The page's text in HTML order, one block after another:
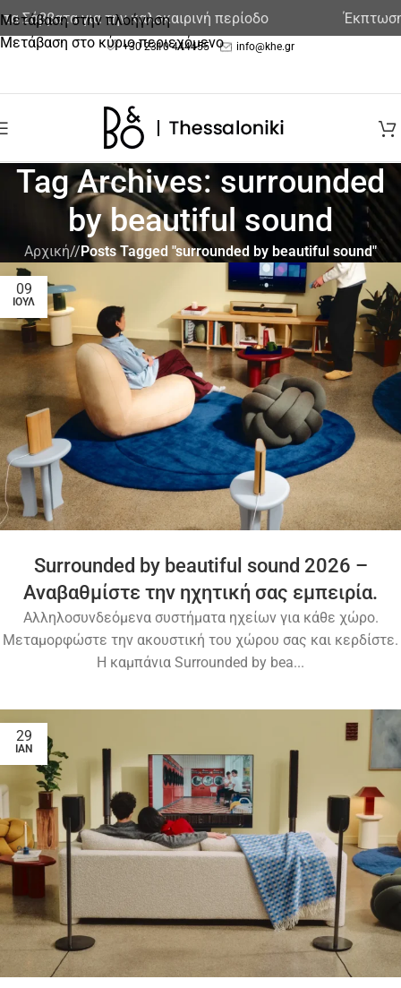
Μετάβαση στην πλοήγηση
Μετάβαση στο κύριο περιεχόμενο
για την καλοκαιρινή περίοδο Έκπτωση
+30 2310 444455 info@khe.gr
Tag Archives: surrounded
by beautiful sound
Αρχική/ Posts Tagged "surrounded by beautiful sound"
09
ΙΟΎΛ
Surrounded by beautiful sound 2026 –
Αναβαθμίστε την ηχητική σας εμπειρία.
Αλληλοσυνδεόμενα συστήματα ηχείων για κάθε χώρο.
Μεταμορφώστε την ακουστική του χώρου σας και κερδίστε.
Η καμπάνια Surrounded by bea...
29
ΙΑΝ